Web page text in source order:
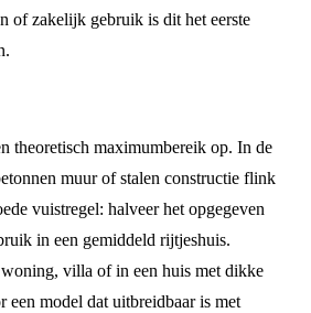
of zakelijk gebruik is dit het eerste
theoretisch maximumbereik op. In de
muur of stalen constructie flink
vuistregel: halveer het opgegeven
in een gemiddeld rijtjeshuis.
villa of in een huis met dikke
een model dat uitbreidbaar is met